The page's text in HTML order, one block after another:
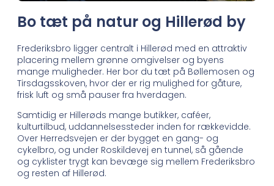
Bo tæt på natur og Hillerød by
Frederiksbro ligger centralt i Hillerød med en attraktiv
placering mellem grønne omgivelser og byens
mange muligheder. Her bor du tæt på Bøllemosen og
Tirsdagsskoven, hvor der er rig mulighed for gåture,
frisk luft og små pauser fra hverdagen.
Samtidig er Hillerøds mange butikker, caféer,
kulturtilbud, uddannelsessteder inden for rækkevidde.
Over Herredsvejen er der bygget en gang- og
cykelbro, og under Roskildevej en tunnel, så gående
og cyklister trygt kan bevæge sig mellem Frederiksbro
og resten af Hillerød.